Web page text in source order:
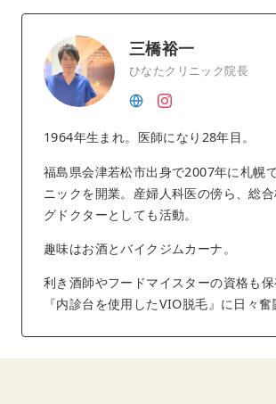
三橋裕一
ひなたクリニック院長
1964年生まれ。医師になり28年目。
福島県会津若松市出身で2007年に札幌
ニックを開業。産婦人科医の傍ら、総
グドクターとしても活動。
趣味はお酒とバイクジムカーナ。
利き酒師やフードマイスターの資格も
『内診台を使用したVIO脱毛』に日々奮